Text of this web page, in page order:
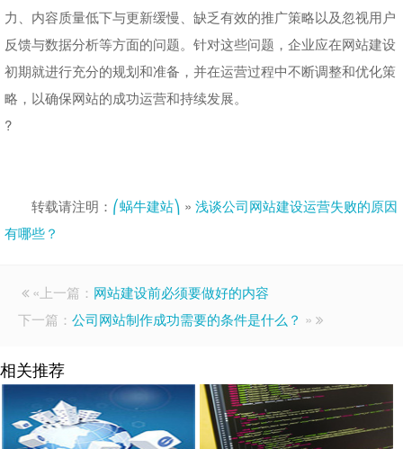
力、内容质量低下与更新缓慢、缺乏有效的推广策略以及忽视用户
反馈与数据分析等方面的问题。针对这些问题，企业应在网站建设
初期就进行充分的规划和准备，并在运营过程中不断调整和优化策
略，以确保网站的成功运营和持续发展。
?
转载请注明： ⎛蜗牛建站⎞ » 浅谈公司网站建设运营失败的原因
有哪些？
«上一篇： 网站建设前必须要做好的内容
下一篇： 公司网站制作成功需要的条件是什么？ »
相关推荐